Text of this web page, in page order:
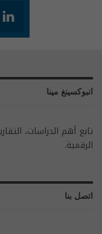
انبوكسينغ مينا
تابع أهم الدراسات،
الرقمية.
اتصل بنا